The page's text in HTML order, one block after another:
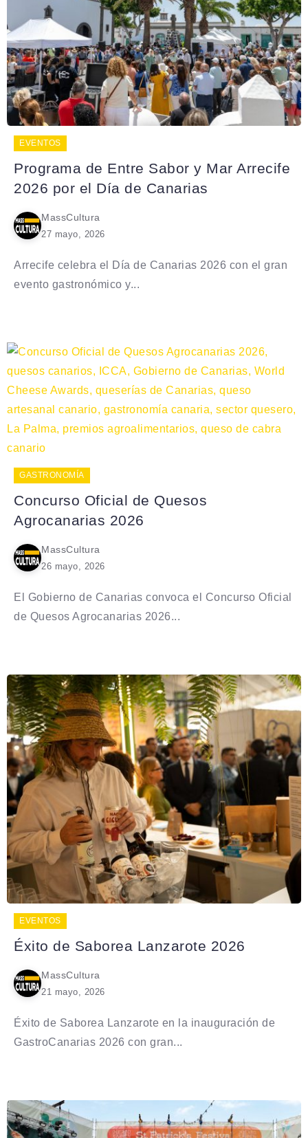
EVENTOS
Programa de Entre Sabor y Mar Arrecife
2026 por el Día de Canarias
MassCultura
27 mayo, 2026
Arrecife celebra el Día de Canarias 2026 con el gran
evento gastronómico y...
GASTRONOMÍA
Concurso Oficial de Quesos
Agrocanarias 2026
MassCultura
26 mayo, 2026
El Gobierno de Canarias convoca el Concurso Oficial
de Quesos Agrocanarias 2026...
EVENTOS
Éxito de Saborea Lanzarote 2026
MassCultura
21 mayo, 2026
Éxito de Saborea Lanzarote en la inauguración de
GastroCanarias 2026 con gran...